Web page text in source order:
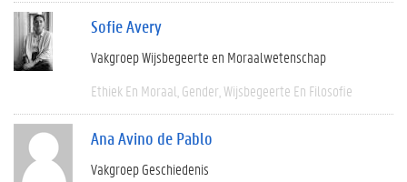
Sofie Avery
Vakgroep Wijsbegeerte en Moraalwetenschap
Ethiek En Moraal Gender Wijsbegeerte En Filosofie
Ana Avino de Pablo
Vakgroep Geschiedenis